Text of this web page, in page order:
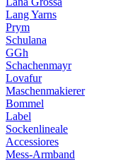
Lang Yarns
Prym
Schulana
GGh
Schachenmayr
Lovafur
Maschenmakierer
Bommel
Label
Sockenlineale
Accessiores
Mess-Armband